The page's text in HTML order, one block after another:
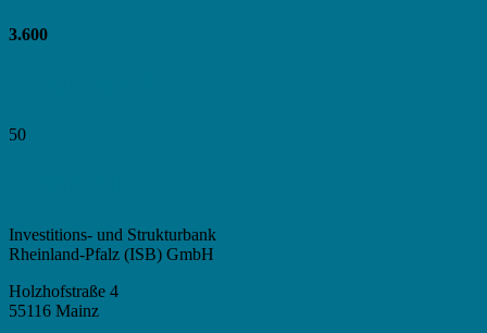
3.600
50
Investitions- und Strukturbank
Rheinland-Pfalz (ISB) GmbH
Holzhofstraße 4
55116 Mainz